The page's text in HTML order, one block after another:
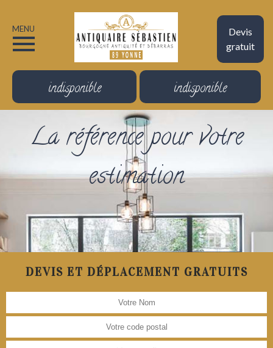
Devis
gratuit
MENU
indisponible indisponible
La référence pour votre
estimation
DEVIS ET DÉPLACEMENT GRATUITS